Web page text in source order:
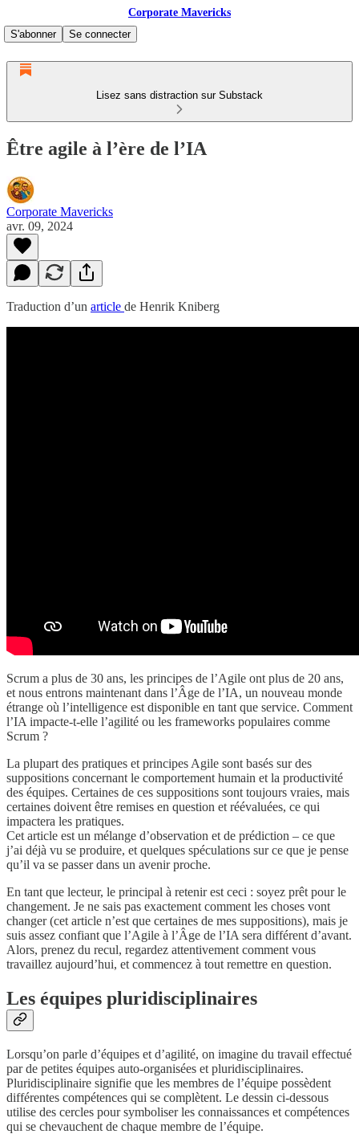
Corporate Mavericks
S'abonner
Se connecter
Lisez sans distraction sur Substack
Être agile à l’ère de l’IA
Corporate Mavericks
avr. 09, 2024
Traduction d’un article de Henrik Kniberg
Scrum a plus de 30 ans, les principes de l’Agile ont plus de 20 ans,
et nous entrons maintenant dans l’Âge de l’IA, un nouveau monde
étrange où l’intelligence est disponible en tant que service. Comment
l’IA impacte-t-elle l’agilité ou les frameworks populaires comme
Scrum ?
La plupart des pratiques et principes Agile sont basés sur des
suppositions concernant le comportement humain et la productivité
des équipes. Certaines de ces suppositions sont toujours vraies, mais
certaines doivent être remises en question et réévaluées, ce qui
impactera les pratiques.
Cet article est un mélange d’observation et de prédiction – ce que
j’ai déjà vu se produire, et quelques spéculations sur ce que je pense
qu’il va se passer dans un avenir proche.
En tant que lecteur, le principal à retenir est ceci : soyez prêt pour le
changement. Je ne sais pas exactement comment les choses vont
changer (cet article n’est que certaines de mes suppositions), mais je
suis assez confiant que l’Agile à l’Âge de l’IA sera différent d’avant.
Alors, prenez du recul, regardez attentivement comment vous
travaillez aujourd’hui, et commencez à tout remettre en question.
Les équipes pluridisciplinaires
Lorsqu’on parle d’équipes et d’agilité, on imagine du travail effectué
par de petites équipes auto-organisées et pluridisciplinaires.
Pluridisciplinaire signifie que les membres de l’équipe possèdent
différentes compétences qui se complètent. Le dessin ci-dessous
utilise des cercles pour symboliser les connaissances et compétences
qui se chevauchent de chaque membre de l’équipe.